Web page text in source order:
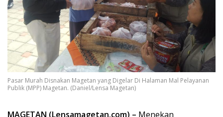
Pasar Murah Disnakan Magetan yang Digelar Di Halaman Mal Pelayanan
Publik (MPP) Magetan. (Daniel/Lensa Magetan)
MAGETAN (Lensamagetan.com) – Menekan